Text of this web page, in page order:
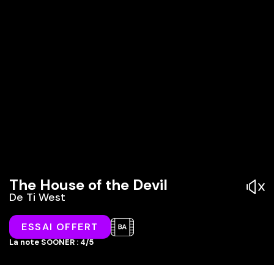
The House of the Devil
De Ti West
ESSAI OFFERT
La note SOONER : 4/5